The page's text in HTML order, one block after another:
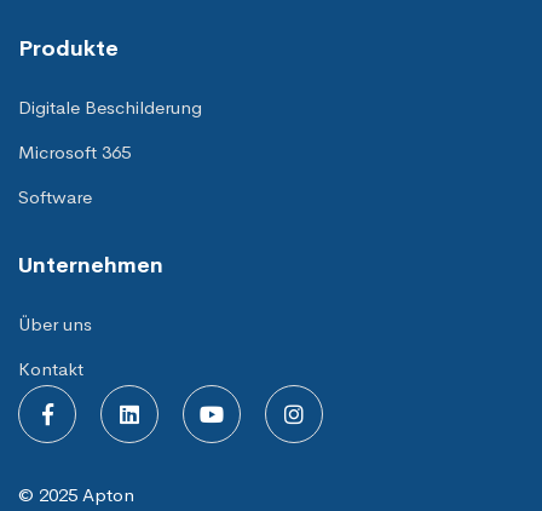
Produkte
Digitale Beschilderung
Microsoft 365
Software
Unternehmen
Über uns
Kontakt
© 2025 Apton